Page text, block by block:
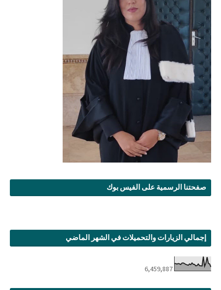
صفحتنا الرسمية على الفيس بوك
إجمالي الزيارات والتحميلات في الشهر الماضي
6,459,887